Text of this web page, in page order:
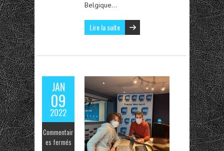
Belgique…
Lire la suite
JAN
09
2022
Commentair
es fermés